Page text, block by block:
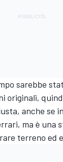
sarebbe
originali,
anche se
ma è una
terreno ed